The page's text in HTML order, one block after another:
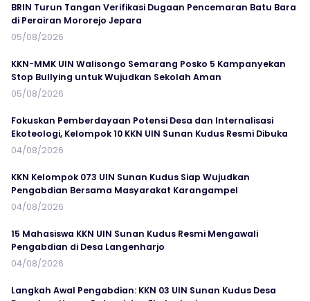
BRIN Turun Tangan Verifikasi Dugaan Pencemaran Batu Bara
di Perairan Mororejo Jepara
05/08/2026
KKN-MMK UIN Walisongo Semarang Posko 5 Kampanyekan
Stop Bullying untuk Wujudkan Sekolah Aman
05/08/2026
Fokuskan Pemberdayaan Potensi Desa dan Internalisasi
Ekoteologi, Kelompok 10 KKN UIN Sunan Kudus Resmi Dibuka
04/08/2026
KKN Kelompok 073 UIN Sunan Kudus Siap Wujudkan
Pengabdian Bersama Masyarakat Karangampel
04/08/2026
15 Mahasiswa KKN UIN Sunan Kudus Resmi Mengawali
Pengabdian di Desa Langenharjo
04/08/2026
Langkah Awal Pengabdian: KKN 03 UIN Sunan Kudus Desa